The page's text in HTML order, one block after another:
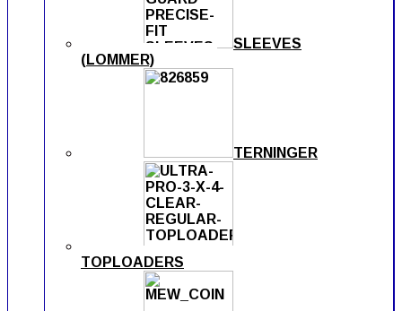
SLEEVES
(LOMMER)
TERNINGER
TOPLOADERS